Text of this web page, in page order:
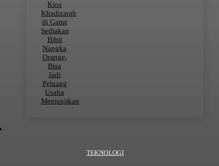
Kios
Khadizarah
di Garut
Sediakan
Bibit
Nangka
Orange,
Bisa
Jadi
Peluang
Usaha
Menjanjikan
TEKNOLOGI